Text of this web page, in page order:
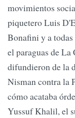
movimientos
piquetero Luis
Bonafini y a
el paraguas de La
difundieron de la
Nisman contra la
cómo acataba
Yussuf Khalil, el